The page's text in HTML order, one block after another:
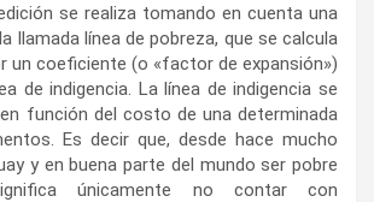
se realiza tomando en cuenta una
llamada línea de pobreza, que se calcula
un coeficiente (o «factor de expansión»)
de indigencia. La línea de indigencia se
función del costo de una determinada
Es decir que, desde hace mucho
y en buena parte del mundo ser pobre
únicamente no contar con